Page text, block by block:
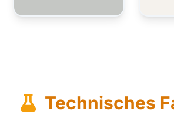
Technisches